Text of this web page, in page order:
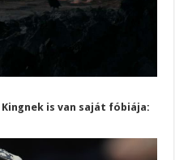
is van saját fóbiája: